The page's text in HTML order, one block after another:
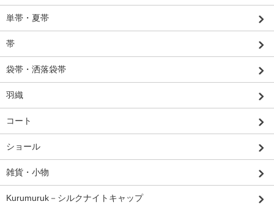
単帯・夏帯
帯
袋帯・洒落袋帯
羽織
コート
ショール
雑貨・小物
Kurumuruk－シルクナイトキャップ